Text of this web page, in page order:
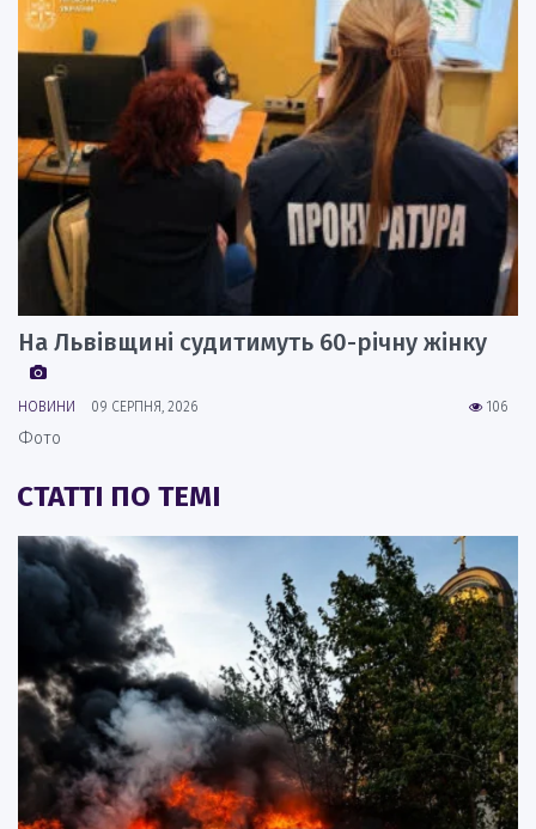
На Львівщині судитимуть 60-річну жінку
106
НОВИНИ 09 СЕРПНЯ, 2026
Фото
СТАТТІ ПО ТЕМІ